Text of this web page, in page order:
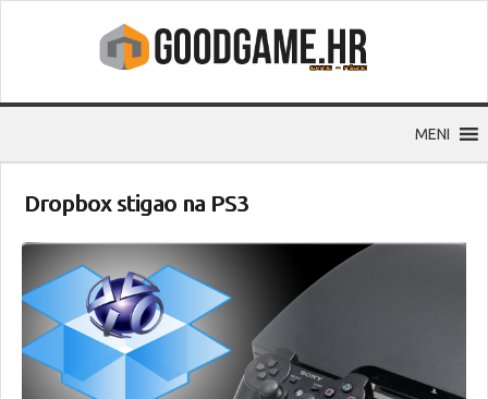
MENI
Dropbox stigao na PS3